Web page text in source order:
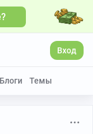
Вход
Блоги Темы